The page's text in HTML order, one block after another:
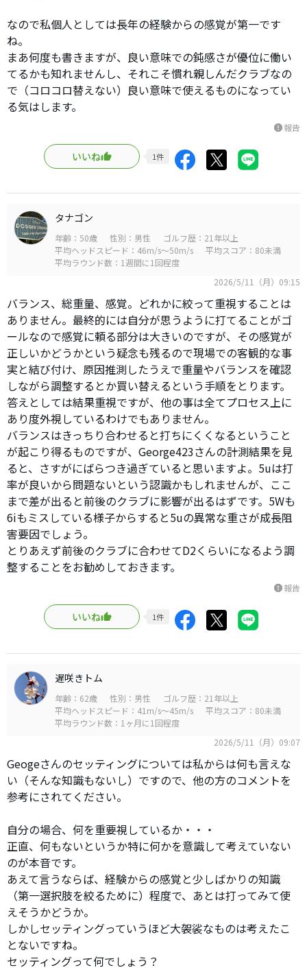
なので私個人としては長年の経験からの感覚が第一です
ね。
まあ何度も書きますが、良い意味での鈍感さが優位に働い
てるかも知れませんし、それこそ慣れ親しんだクラブなの
で（コロコロ替えない）良い意味で使えるものになってい
る気はします。
report報告
いいね 1件
タナゴン
年齢：50歳 性別：男性
ゴルフ歴：21年以上
平均ヘッドスピード：46m/s～50m/s
平均スコア：80未満
平均ラウンド数：1週間に1回程度
2026/5/11（月）09:15
バランス、総重量、感覚。どれかに絞って重視することは
ありません。最終的には自分が思うように打てることがゴ
ールなので感覚に頼る部分は大きいのですが、その感覚が
正しいかどうかという疑念も残るので現場での客観的な事
実と結び付け、原因推測したうえで重量やバランスを確認
しながら調整するとか買い替えるという手順をとります。
答えとしては結果重視ですが、他の事は全てプロセス上に
あり度外視しているわけでもありません。
バランスはきっちり合わせると打ちにくくなるということ
が起こり得るものですが、George423さんの計測結果を見
ると、さすがにばらつき過ぎていると思いますよ。5uは打
率が良いから問題ないという認識かもしれませんが、ここ
まで差が出ると前後のクラブに影響が出るはずです。5Wも
6iもミスしている様子からすると5uの異常な重さが成長阻
害要因でしょう。
とりあえず前後のクラブに合わせてD2くらいになるよう調
整することをお勧めしておきます。
report報告
いいね 1件
遅咲きトム
年齢：62歳 性別：男性
ゴルフ歴：21年以上
平均ヘッドスピード：41m/s～45m/s
平均スコア：80未満
平均ラウンド数：1ヶ月に1回程度
2026/5/11（月）09:07
Geogeさんのセッティングについては私からは何も言えな
い（そんな知識もないし）ですので、他の方のコメントを
参考にされてください。
自分の場合、何を重要視しているか・・・
正直、何もないというか特に何かを意識して考えていない
のが本音です。
あえて言うならば、経験からの感覚と少しばかりの知識
（第一選択肢を絞るために）程度で、あとは打ってみて使
えそうかどうか。
しかしセッティングっていうほど大袈裟なものは考えたこ
とないですね。
セッティングって何でしょう？